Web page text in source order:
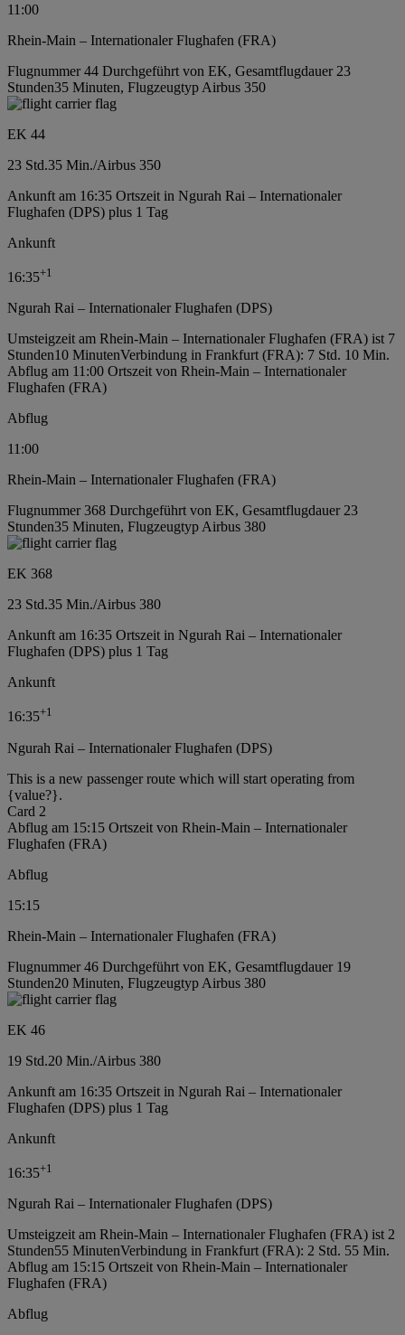
11:00
Rhein-Main – Internationaler Flughafen (FRA)
Flugnummer 44 Durchgeführt von EK, Gesamtflugdauer 23
Stunden35 Minuten, Flugzeugtyp Airbus 350
EK 44
23 Std.35 Min./Airbus 350
Ankunft am 16:35 Ortszeit in Ngurah Rai – Internationaler
Flughafen (DPS) plus 1 Tag
Ankunft
16:35+1
Ngurah Rai – Internationaler Flughafen (DPS)
Umsteigzeit am Rhein-Main – Internationaler Flughafen (FRA) ist 7
Stunden10 MinutenVerbindung in Frankfurt (FRA): 7 Std. 10 Min.
Abflug am 11:00 Ortszeit von Rhein-Main – Internationaler
Flughafen (FRA)
Abflug
11:00
Rhein-Main – Internationaler Flughafen (FRA)
Flugnummer 368 Durchgeführt von EK, Gesamtflugdauer 23
Stunden35 Minuten, Flugzeugtyp Airbus 380
EK 368
23 Std.35 Min./Airbus 380
Ankunft am 16:35 Ortszeit in Ngurah Rai – Internationaler
Flughafen (DPS) plus 1 Tag
Ankunft
16:35+1
Ngurah Rai – Internationaler Flughafen (DPS)
This is a new passenger route which will start operating from
{value?}.
Card 2
Abflug am 15:15 Ortszeit von Rhein-Main – Internationaler
Flughafen (FRA)
Abflug
15:15
Rhein-Main – Internationaler Flughafen (FRA)
Flugnummer 46 Durchgeführt von EK, Gesamtflugdauer 19
Stunden20 Minuten, Flugzeugtyp Airbus 380
EK 46
19 Std.20 Min./Airbus 380
Ankunft am 16:35 Ortszeit in Ngurah Rai – Internationaler
Flughafen (DPS) plus 1 Tag
Ankunft
16:35+1
Ngurah Rai – Internationaler Flughafen (DPS)
Umsteigzeit am Rhein-Main – Internationaler Flughafen (FRA) ist 2
Stunden55 MinutenVerbindung in Frankfurt (FRA): 2 Std. 55 Min.
Abflug am 15:15 Ortszeit von Rhein-Main – Internationaler
Flughafen (FRA)
Abflug